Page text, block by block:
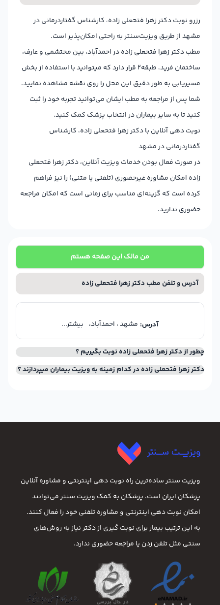
رزرو نوبت دکتر زهرا فتحعلی زاده، کارشناس گفتاردرمانی در
مشهد از طریق ویزیت‌سنتر به راحتی امکان‌پذیر است.
مطب دکتر زهرا فتحعلی زاده در احمدآباد، بین محتشمی و عارف،
ساختمان فرید، طبقه2 قرار دارد که میتوانید با استفاده از بخش
مسیریابی به طور دقیق این محل را روی نقشه مشاهده نمایید.
شما پس از مراجعه به مطب ایشان می‌توانید تجربه خود را ثبت
کنید تا به سایر بیماران در انتخاب پزشک کمک کنید.
نوبت دهی آنلاین با دکتر زهرا فتحعلی زاده، کارشناس
گفتاردرمانی در مشهد
در صورت فعال بودن خدمات ویزیت آنلاین، دکتر زهرا فتحعلی
زاده امکان مشاوره غیرحضوری (تلفنی یا متنی) را نیز فراهم
کرده است که گزینه‌ای مناسب برای زمانی است که امکان مراجعه
حضوری ندارید.
من مالک این صفحه هستم
آدرس و تلفن مطب دکتر زهرا فتحعلی زاده
آدرس: مشهد ، احمدآباد، بیشتر...
چطور از دکتر زهرا فتحعلی زاده نوبت بگیریم ؟
دکتر زهرا فتحعلی زاده در کدام زمینه به ویزیت بیماران میپردازند ؟
ویزیت سنتر ساده‌ترین راه نوبت‌ دهی اینترنتی و مشاوره آنلاین
پزشکان ایران است. پزشکان به کمک ویزیت سنتر می‌توانند
امکان نوبت دهی اینترنتی و مشاوره تلفنی خود را فعال کنند.
به این ترتیب بیمار برای نوبت گیری از دکتر نیاز به روش‌های
سنتی مثل تلفن زدن یا مراجعه حضوری ندارد.